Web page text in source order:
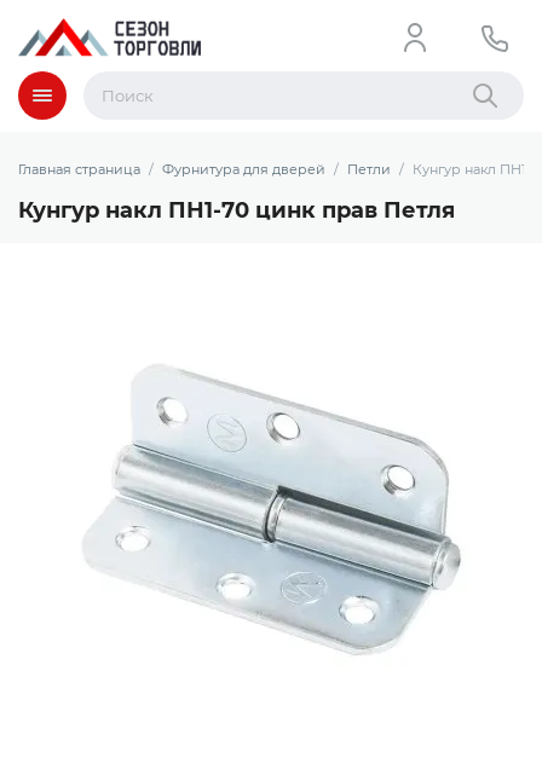
Меню Найти
Главная страница Фурнитура для дверей Петли Кунгур накл ПН1-
Кунгур накл ПН1-70 цинк прав Петля